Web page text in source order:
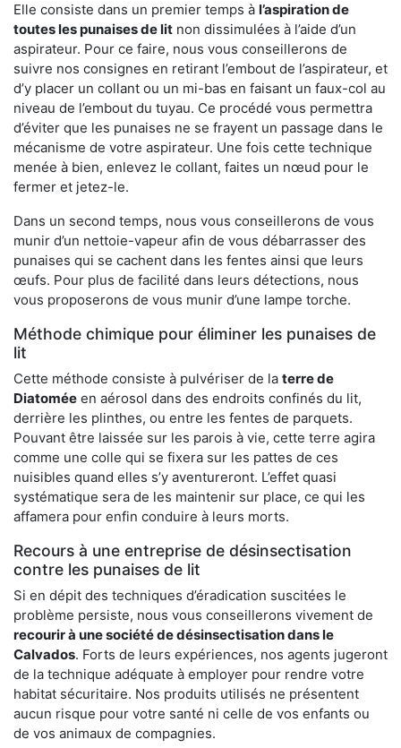
Elle consiste dans un premier temps à l’aspiration de
toutes les punaises de lit non dissimulées à l’aide d’un
aspirateur. Pour ce faire, nous vous conseillerons de
suivre nos consignes en retirant l’embout de l’aspirateur, et
d’y placer un collant ou un mi-bas en faisant un faux-col au
niveau de l’embout du tuyau. Ce procédé vous permettra
d’éviter que les punaises ne se frayent un passage dans le
mécanisme de votre aspirateur. Une fois cette technique
menée à bien, enlevez le collant, faites un nœud pour le
fermer et jetez-le.
Dans un second temps, nous vous conseillerons de vous
munir d’un nettoie-vapeur afin de vous débarrasser des
punaises qui se cachent dans les fentes ainsi que leurs
œufs. Pour plus de facilité dans leurs détections, nous
vous proposerons de vous munir d’une lampe torche.
Méthode chimique pour éliminer les punaises de
lit
Cette méthode consiste à pulvériser de la terre de
Diatomée en aérosol dans des endroits confinés du lit,
derrière les plinthes, ou entre les fentes de parquets.
Pouvant être laissée sur les parois à vie, cette terre agira
comme une colle qui se fixera sur les pattes de ces
nuisibles quand elles s’y aventureront. L’effet quasi
systématique sera de les maintenir sur place, ce qui les
affamera pour enfin conduire à leurs morts.
Recours à une entreprise de désinsectisation
contre les punaises de lit
Si en dépit des techniques d’éradication suscitées le
problème persiste, nous vous conseillerons vivement de
recourir à une société de désinsectisation dans le
Calvados. Forts de leurs expériences, nos agents jugeront
de la technique adéquate à employer pour rendre votre
habitat sécuritaire. Nos produits utilisés ne présentent
aucun risque pour votre santé ni celle de vos enfants ou
de vos animaux de compagnies.